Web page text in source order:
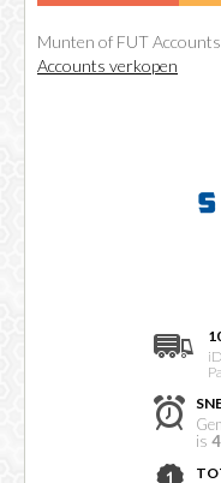
Munten of FUT
Accounts verkopen
is